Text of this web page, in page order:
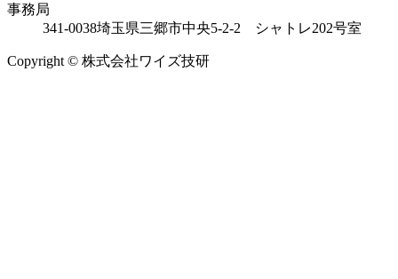
事務局
341-0038埼玉県三郷市中央5-2-2 シャトレ202号室
Copyright © 株式会社ワイズ技研